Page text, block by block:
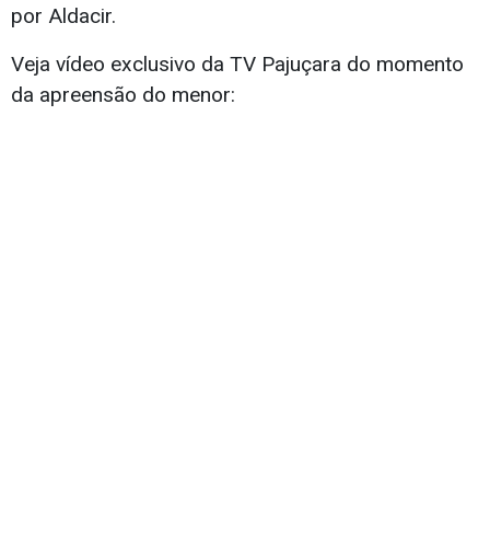
por Aldacir.
Veja vídeo exclusivo da TV Pajuçara do momento
da apreensão do menor: